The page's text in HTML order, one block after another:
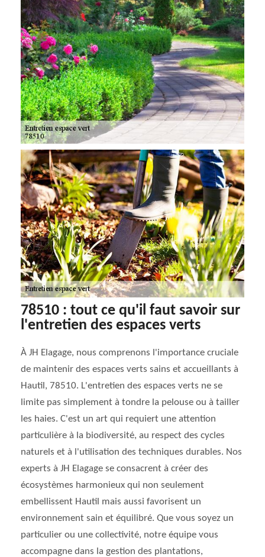
78510 : tout ce qu'il faut savoir sur
l'entretien des espaces verts
À JH Elagage, nous comprenons l'importance cruciale
de maintenir des espaces verts sains et accueillants à
Hautil, 78510. L'entretien des espaces verts ne se
limite pas simplement à tondre la pelouse ou à tailler
les haies. C'est un art qui requiert une attention
particulière à la biodiversité, au respect des cycles
naturels et à l'utilisation des techniques durables. Nos
experts à JH Elagage se consacrent à créer des
écosystèmes harmonieux qui non seulement
embellissent Hautil mais aussi favorisent un
environnement sain et équilibré. Que vous soyez un
particulier ou une collectivité, notre équipe vous
accompagne dans la gestion des plantations,